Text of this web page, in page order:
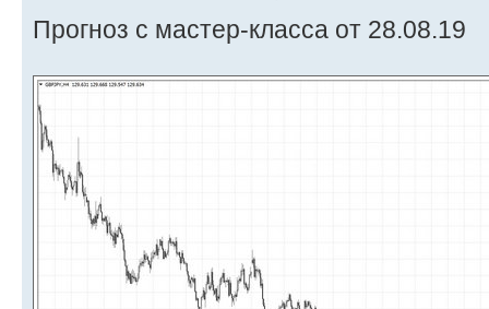
Прогноз с мастер-класса от 28.08.19